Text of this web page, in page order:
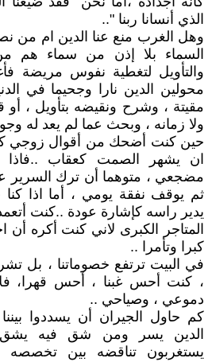
الذي أنسانا ربنا "..
وهل الغرب منع عنا الدين ام من
السماء بلا إذن من سماء هم
والتأويل لتغطية نفوس مريضة
محولين الدين نارا وجحيما في
مقيتة ، وشرح ونقيضه بتأويل ،
ولا زمانه ، وبحث عما لم يعد له
حين كنت أضحك من أقوال زوجي
ان يشهر الصمت كعقاب ..فاذا
مضجعي ، متوهما أن ترك السرير
ثم يوقف نفقة يومي ، أما اذا
يدير راسه كإشارة عودة ..كنت
المتاجر الكبرى لاني كنت أكره أن
كبرا وتأمرا ..
في البيت ترتفع خصوماتنا ، بل
، كنت أحس غبنا ، أحس قهرا،
دموعي ، وصياحي ..
كم حاول الجيران أن يسددوا
الدين يسر ومن شق فيه يشق
يستغربون تناقضه بين تخصصه